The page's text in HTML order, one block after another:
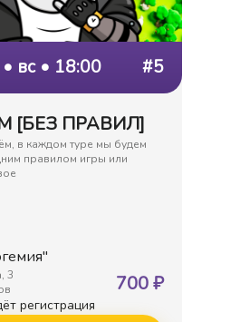
• вс • 18:00 #5
[БЕЗ ПРАВИЛ]
в каждом туре мы будем
правилом игры или
3
700₽
регистрация